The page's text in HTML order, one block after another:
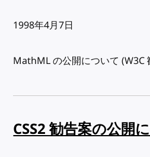
出版日:
1998年4月7日
MathML の公開について (W3C
CSS2 勧告案の公開